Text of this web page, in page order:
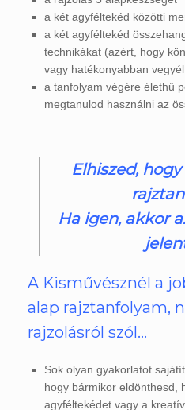
a két agyféltekéd közötti
a két agyféltekéd
technikákat (azért, hogy
vagy hatékonyabban
a tanfolyam végére élethű
megtanulod használni az
Elhiszed,
Ha igen, akkor
A Kisművésznél a
alap rajztanfolyam,
rajzolásról szól…
Sok olyan gyakorlatot
hogy bármikor eldönthesd,
agyféltekédet vagy a